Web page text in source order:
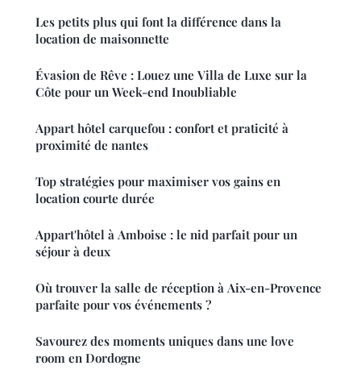
Les petits plus qui font la différence dans la
location de maisonnette
Évasion de Rêve : Louez une Villa de Luxe sur la
Côte pour un Week-end Inoubliable
Appart hôtel carquefou : confort et praticité à
proximité de nantes
Top stratégies pour maximiser vos gains en
location courte durée
Appart'hôtel à Amboise : le nid parfait pour un
séjour à deux
Où trouver la salle de réception à Aix-en-Provence
parfaite pour vos événements ?
Savourez des moments uniques dans une love
room en Dordogne